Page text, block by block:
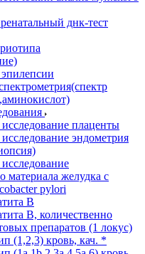
днк-тест
исследование плаценты
эндометрия
материала желудка с
pylori
B
B, количественно
препаратов (1 локус)
(1,2,3) кровь, кач. *